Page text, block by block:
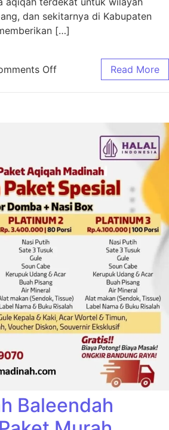
dan sekitarnya di Kabupaten
[…]
Off Read More
Baleendah